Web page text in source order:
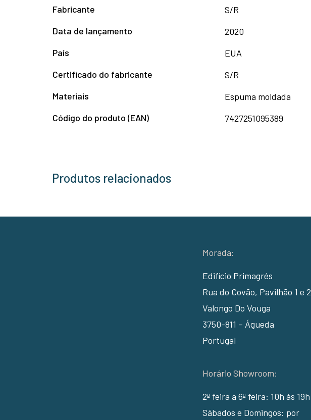
Fabricante
S/R
Data de lançamento
2020
País
EUA
Certificado do fabricante
S/R
Materiais
Espuma moldada
Código do produto (EAN)
7427251095389
Produtos relacionados
Morada:
Edifício Primagrés
Rua do Covão, Pavilhão 1 e 2
Valongo Do Vouga
3750-811 – Águeda
Portugal
Horário Showroom:
2ª feira a 6ª feira: 10h às 19h
Sábados e Domingos: por